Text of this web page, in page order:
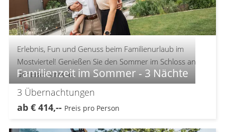
Familienzeit im Sommer - 3 Nächte
Erlebnis, Fun und Genuss beim Familienurlaub im
Mostviertel! Genießen Sie den Sommer im Schloss an
der Eisenstrasse.
3 Übernachtungen
ab€ 414,-- Preis pro Person